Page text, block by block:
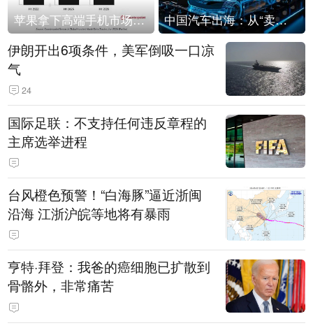
苹果拿下高端手机市场65%的份额：iPhone 17系列功不可没 中国汽车出海：从“卖出去”到“走进去”
伊朗开出6项条件，美军倒吸一口凉
气
24
国际足联：不支持任何违反章程的
主席选举进程
台风橙色预警！“白海豚”逼近浙闽
沿海 江浙沪皖等地将有暴雨
亨特·拜登：我爸的癌细胞已扩散到
骨骼外，非常痛苦